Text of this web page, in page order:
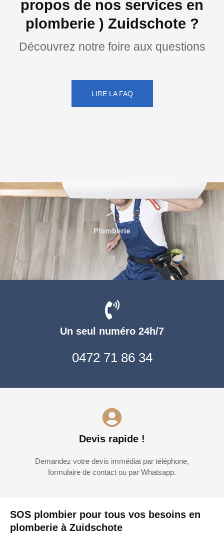
propos de nos services en
plomberie ) Zuidschote ?
Découvrez notre foire aux questions
LIRE LA FAQ
SOS plombier pour tous vos besoins en
plomberie à Zuidschote
Un seul numéro 24h/7
0472 71 86 34
Devis rapide !
Demandez votre devis immédiat par téléphone,
formulaire de contact ou par Whatsapp.
Plomberie